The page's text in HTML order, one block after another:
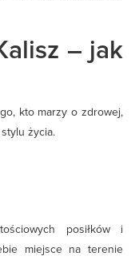
– jak
kto marzy o zdrowej,
życia.
posiłków i
miejsce na terenie